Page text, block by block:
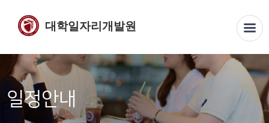
대학일자리개발원
일정안내